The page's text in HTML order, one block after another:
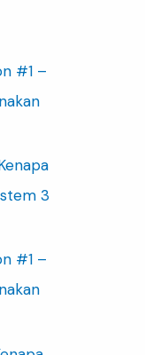
#1 –
3
#1 –